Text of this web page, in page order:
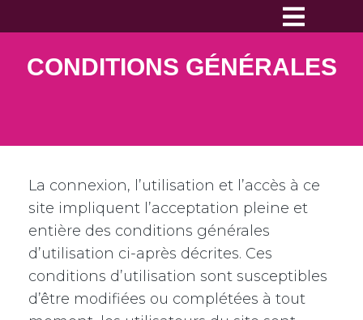
CONDITIONS GÉNÉRALES
La connexion, l’utilisation et l’accès à ce
site impliquent l’acceptation pleine et
entière des conditions générales
d’utilisation ci-après décrites. Ces
conditions d’utilisation sont susceptibles
d’être modifiées ou complétées à tout